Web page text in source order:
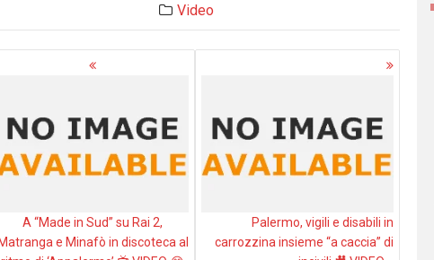
Video
A “Made in Sud” su Rai 2,
e Minafò in discoteca al
Palermo, vigili e disabili in
carrozzina insieme “a caccia” di